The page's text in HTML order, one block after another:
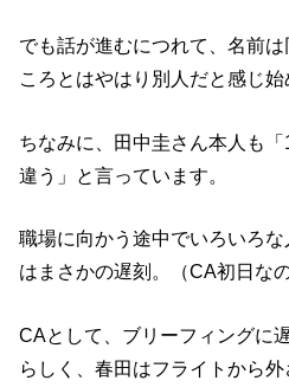
でも話が進むにつれて、名前
ころとはやはり別人だと感じ始
ちなみに、田中圭さん本人も
違う」と言っています。
職場に向かう途中でいろいろ
はまさかの遅刻。（CA初日な
CAとして、ブリーフィングに
らしく、春田はフライトから外